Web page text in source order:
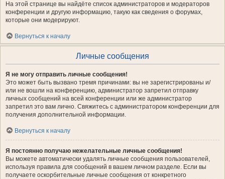
На этой странице вы найдёте список администраторов и модераторов
конференции и другую информацию, такую как сведения о форумах,
которые они модерируют.
Вернуться к началу
Личные сообщения
Я не могу отправить личные сообщения!
Это может быть вызвано тремя причинами: вы не зарегистрированы и/
или не вошли на конференцию, администратор запретил отправку
личных сообщений на всей конференции или же администратор
запретил это вам лично. Свяжитесь с администратором конференции для
получения дополнительной информации.
Вернуться к началу
Я постоянно получаю нежелательные личные сообщения!
Вы можете автоматически удалять личные сообщения пользователей,
используя правила для сообщений в вашем личном разделе. Если вы
получаете оскорбительные личные сообщения от конкретного